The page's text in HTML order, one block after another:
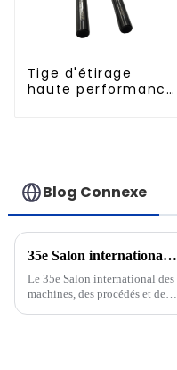
Tige d'étirage
haute performance
Blog Connexe
35e Salon international des machines, des procédés et des matériaux pour le plastique et le caoutchouc
Le 35e Salon international des
machines, des procédés et des